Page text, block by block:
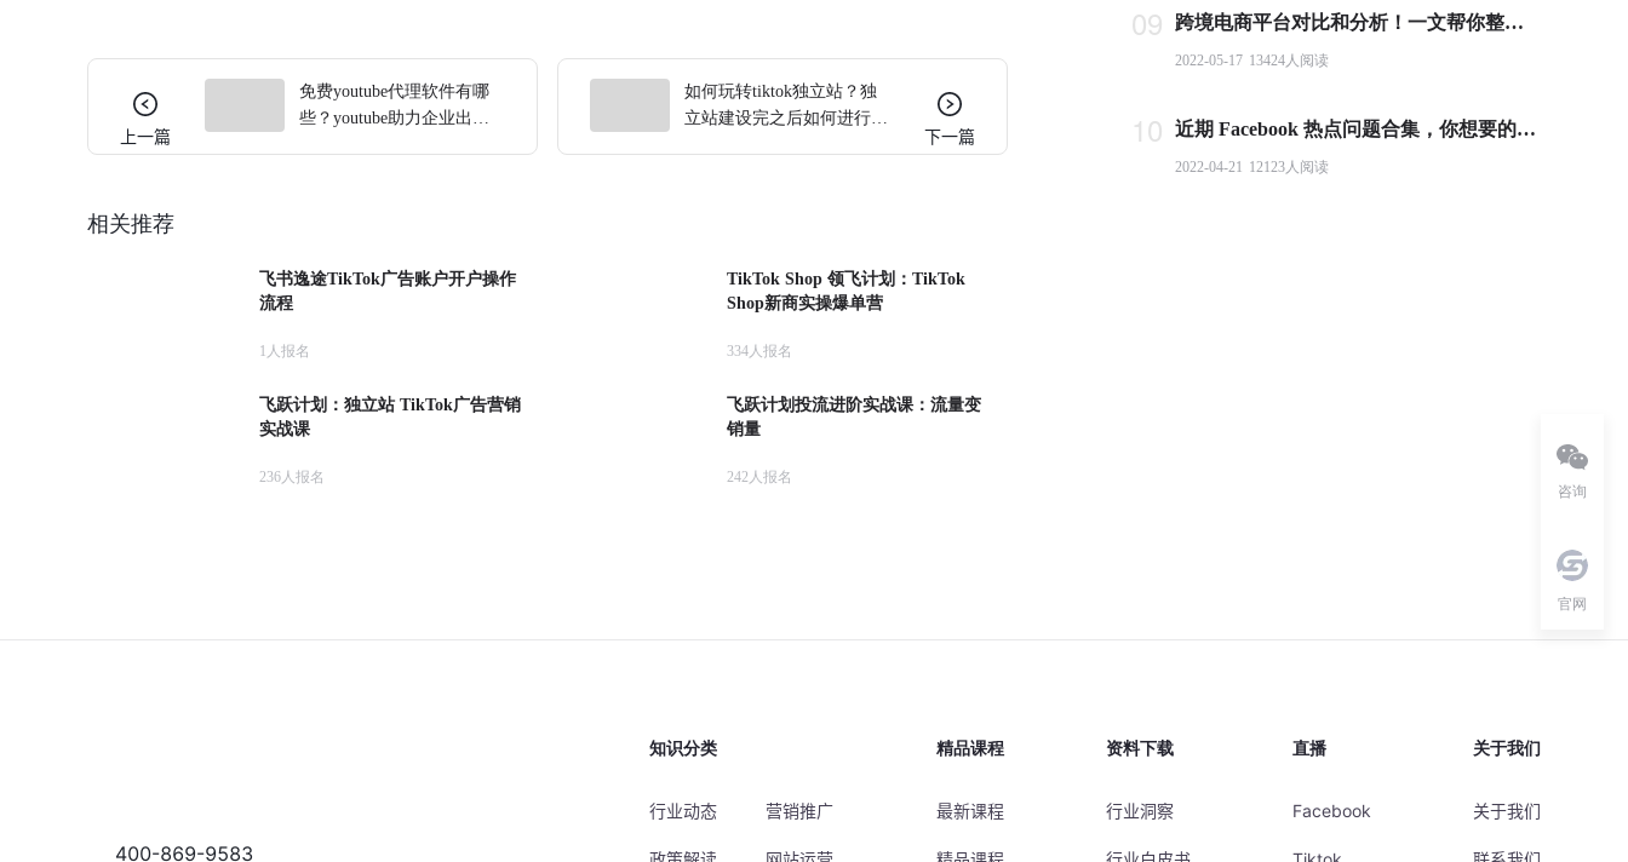
咨询
官网
上一篇
免费youtube代理软件有哪
些？youtube助力企业出海
如何玩转tiktok独立站？独
立站建设完之后如何进行
下一篇
相关推荐
飞书逸途TikTok广告账户开户操作
流程
1 人报名
TikTok Shop 领飞计划：TikTok
Shop新商实操爆单营
334人报名
飞跃计划：独立站 TikTok广告营销
实战课
236人报名
飞跃计划投流进阶实战课：流量变
销量
242 人报名
09 跨境电商平台对比和分析！一文帮你整理全球主流电商平台
2022-05-17 13424人阅读
10 近期 Facebook 热点问题合集，你想要的答案都在这里！
2022-04-21 12123人阅读
400-869-9583
知识分类
行业动态 营销推广
精品课程
最新课程
资料下载
行业洞察
直播
Facebook
关于我们
关于我们